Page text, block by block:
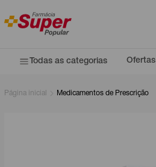
Todas as categorias Ofertas
Página inicial Medicamentos de Prescrição